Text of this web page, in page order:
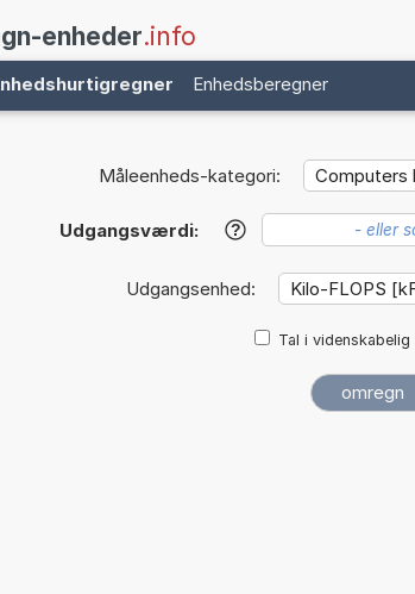
enheder.info
Enhedsberegner
Måleenheds-kategori:
Udgangsværdi: ?
Udgangsenhed:
Tal i videnskabelig